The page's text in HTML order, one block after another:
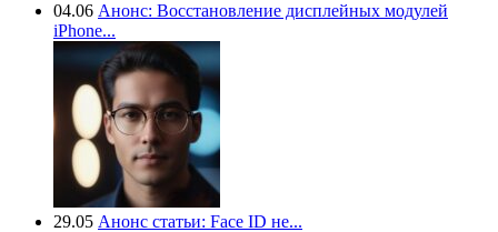
04.06 Анонс: Восстановление дисплейных модулей
iPhone...
29.05 Анонс статьи: Face ID не...